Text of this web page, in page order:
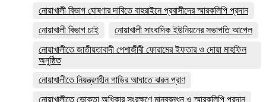
নোয়াখালী বিভাগ ঘোষণার দাবিতে বাহরাইনে প্রবাসীদের স্মারকলিপি প্রদান
নোয়াখালী বিভাগ চাই
নোয়াখালী সাংবাদিক ইউনিয়নের সভাপতি আপেল
নোয়াখালীতে জাতীয়তাবাদী পেশাজীবী ফোরামের ইফতার ও দোয়া মাহফিল
অনুষ্ঠিত
নোয়াখালীতে নিয়ন্ত্রণহীন গাড়ির আঘাতে ঝরল প্রাণ
নোয়াখালীতে ভোক্তা অধিকার সংরক্ষণে মানববন্ধন ও স্মারকলিপি প্রদান